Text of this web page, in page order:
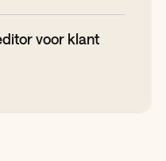
voor klant